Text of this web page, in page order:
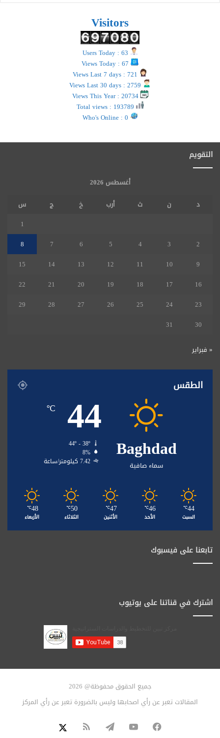
Visitors
Views This Year : 20734
التقويم
أغسطس 2026
د
ن ث أرب خ ج
س
1
2
3
4
5
6
7
8
9
10
11
12
13
14
15
16
17
18
19
20
21
22
23
24
25
26
27
28
29
30
31
« فبراير
الطقس
Baghdad
سماء صافية
44
℃
44º - 38º
8%
7.42 كيلومتر/ساعة
44
℃
السبت
46
℃
الأحد
47
℃
الأثنين
50
℃
الثلاثاء
48
℃
الأربعاء
تابعنا على فيسبوك
اشترك في قناتنا على يوتيوب
جميع الحقوق محفوظة@ 2026
المقالات تعبر عن رأي اصحابها وليس بالضرورة تعبر عن رأي المركز
فيسبوكيوتيوبتيلقرامملخص